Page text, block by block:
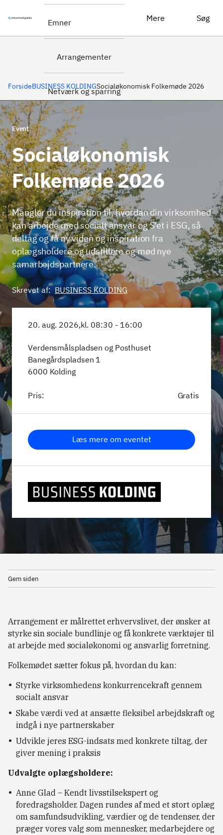
Emner
Arrangementer
Netværk og sparring
Mere Søg
eventet
ForsideBUSINESS KOLDINGSocialøkonomisk Folkemøde 2026
Event
Socialøkonomisk
Folkemøde 2026
Mangler du inspiration til, hvordan din virksomhed
kan arbejde med socialt ansvar og S’et i ESG, så
deltag og få ny viden og inspiration fra
oplægsholdere og udstillere og mød nye
samarbejdspartnere.
Skrevet af: BUSINESS KOLDING
20. aug. 2026,kl. 08:30 - 16:00
Verdensmålspladsen og Posthuset
Banegårdspladsen 1
6000 Kolding
Pris: Gratis
Læs mere om eventet
Gem siden
Arrangement er målrettet erhvervslivet, der ønsker at
styrke sin sociale bundlinje og få konkrete værktøjer til
at arbejde med socialøkonomi og ansvarlig forretning.
Folkemødet sætter fokus på, hvordan du kan:
Styrke virksomhedens konkurrencekraft gennem
socialt ansvar
Skabe værdi ved at ansætte fleksibel arbejdskraft og
indgå i nye partnerskaber
Udvikle jeres ESG-indsats med konkrete tiltag, der
giver mening i praksis
Udvalgte oplægsholdere:
Anne Glad – Kendt livsstilsekspert og
foredragsholder. Dagen rundes af med et stort oplæg
om samfundsudvikling, værdier og de tendenser, der
præger vores valg som mennesker, medarbejdere og